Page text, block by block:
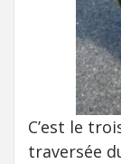
C’est le
traversée